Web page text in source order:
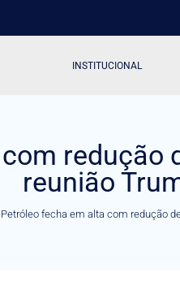
INSTITUCIONAL
redução
reunião
Petróleo fecha em alta com redução